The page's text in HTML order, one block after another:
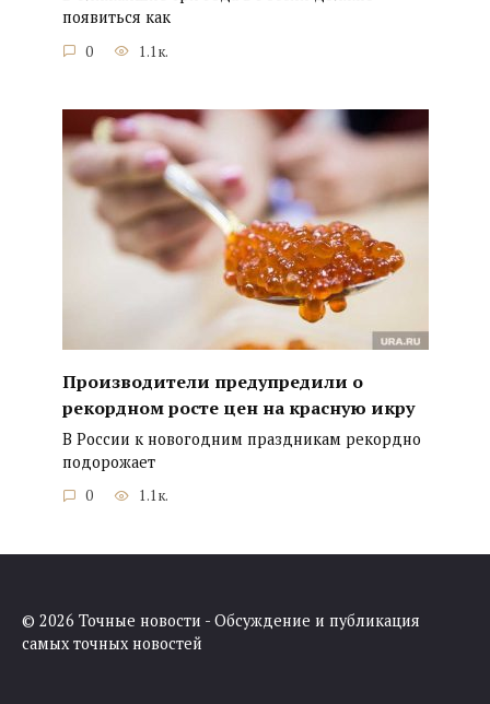
появиться как
0 1.1к.
Производители предупредили о
рекордном росте цен на красную икру
В России к новогодним праздникам рекордно
подорожает
0 1.1к.
© 2026 Точные новости - Обсуждение и публикация
самых точных новостей